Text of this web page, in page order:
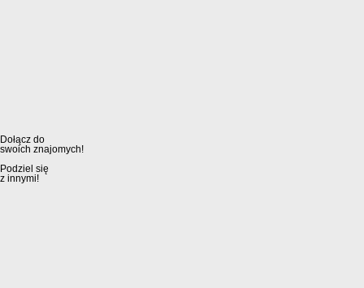
Dołącz do
swoich znajomych!
Podziel się
z innymi!